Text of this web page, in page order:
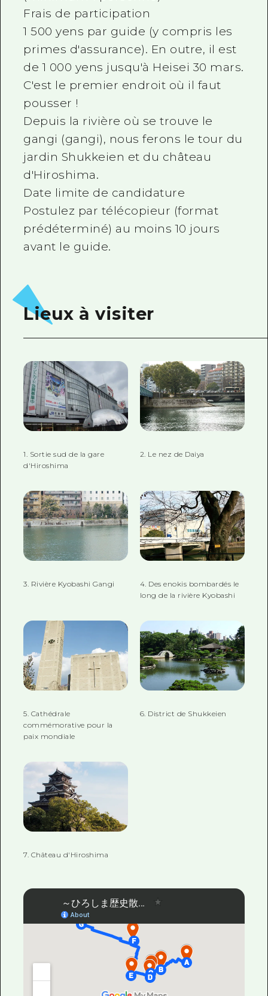
Frais de participation
1 500 yens par guide (y compris les
primes d'assurance). En outre, il est
de 1 000 yens jusqu'à Heisei 30 mars.
C'est le premier endroit où il faut
pousser !
Depuis la rivière où se trouve le
gangi (gangi), nous ferons le tour du
jardin Shukkeien et du château
d'Hiroshima.
Date limite de candidature
Postulez par télécopieur (format
prédéterminé) au moins 10 jours
avant le guide.
Lieux à visiter
1. Sortie sud de la gare
d'Hiroshima
2. Le nez de Daiya
3. Rivière Kyobashi Gangi
4. Des enokis bombardés le
long de la rivière Kyobashi
5. Cathédrale
commémorative pour la
paix mondiale
6. District de Shukkeien
7. Château d'Hiroshima